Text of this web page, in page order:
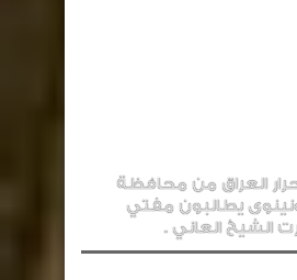
العراق من محافظة
ونينوى يطالبون مفتي
الشيخ العاني .